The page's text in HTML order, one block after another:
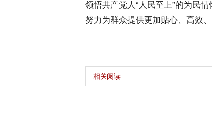
领悟共产党人“人民至上”的为民
努力为群众提供更加贴心、高效
相关阅读